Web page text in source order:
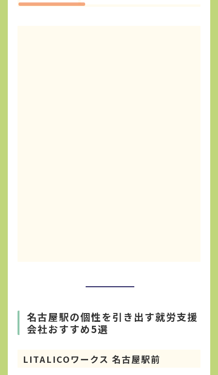
名古屋駅の個性を引き出す就労支援
会社おすすめ5選
LITALICOワークス 名古屋駅前